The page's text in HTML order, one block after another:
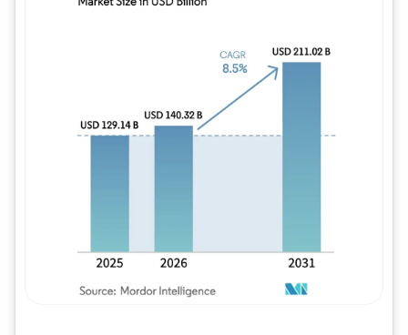
Imagem © Mordor Intelligence. O reuso